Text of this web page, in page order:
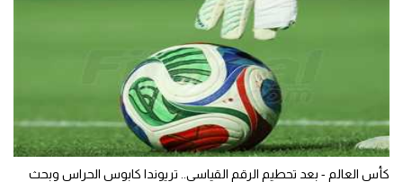
كأس العالم - بعد تحطيم الرقم القياسي.. تريوندا كابوس الحراس وبحث